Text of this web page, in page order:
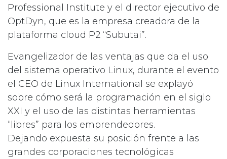
Professional Institute y el director ejecutivo de
OptDyn, que es la empresa creadora de la
plataforma cloud P2 “Subutai”.
Evangelizador de las ventajas que da el uso
del sistema operativo Linux, durante el evento
el CEO de Linux International se explayó
sobre cómo será la programación en el siglo
XXI y el uso de las distintas herramientas
“libres” para los emprendedores.
Dejando expuesta su posición frente a las
grandes corporaciones tecnológicas